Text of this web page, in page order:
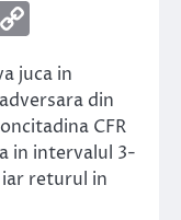
Link
juca in
din
CFR
in intervalul 3-
returul in